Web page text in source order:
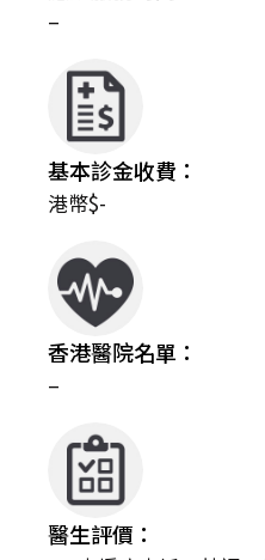
–
基本診金收費：
港幣$-
香港醫院名單：
–
醫生評價：